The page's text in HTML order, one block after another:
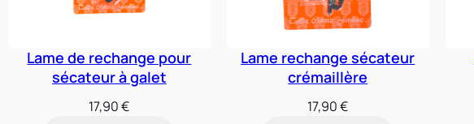
Lame de rechange pour
sécateur à galet
17,90€
Lame rechange sécateur
crémaillère
17,90€